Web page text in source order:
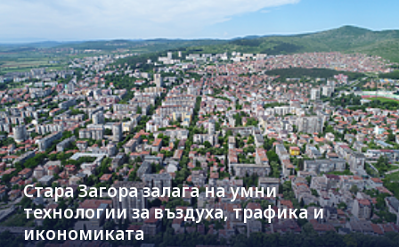
Стара Загора залага на умни
технологии за въздуха, трафика и
икономиката